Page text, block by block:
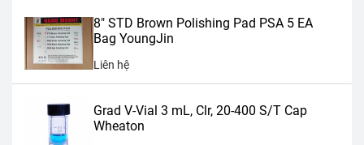
8" STD Brown Polishing Pad PSA 5 EA
Bag YoungJin
Liên hệ
Grad V-Vial 3 mL, Clr, 20-400 S/T Cap
Wheaton